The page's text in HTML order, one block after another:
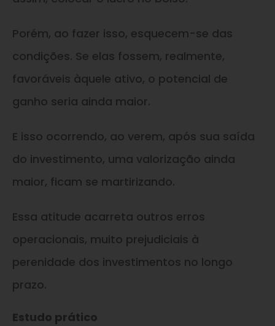
Porém, ao fazer isso, esquecem-se das
condições. Se elas fossem, realmente,
favoráveis àquele ativo, o potencial de
ganho seria ainda maior.
E isso ocorrendo, ao verem, após sua saída
do investimento, uma valorização ainda
maior, ficam se martirizando.
Essa atitude acarreta outros erros
operacionais, muito prejudiciais à
perenidade dos investimentos no longo
prazo.
Estudo prático